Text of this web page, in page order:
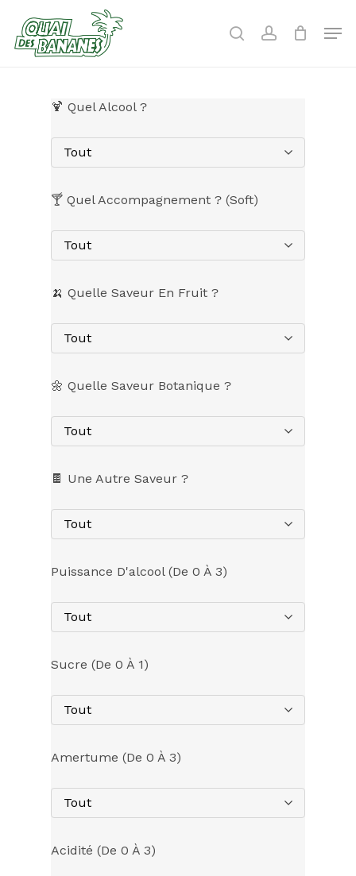
main
content
searchaccount
🍹 Quel Alcool ?
Tout
🍸 Quel Accompagnement ? (Soft)
Tout
🍌 Quelle Saveur En Fruit ?
Tout
🌼 Quelle Saveur Botanique ?
Tout
🍫 Une Autre Saveur ?
Tout
Puissance D'alcool (de 0 À 3)
Tout
Sucre (de 0 À 1)
Tout
Amertume (de 0 À 3)
Tout
Acidité (de 0 À 3)